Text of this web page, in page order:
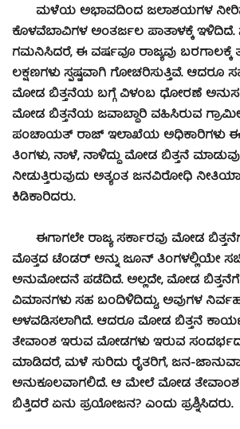
ಮಳೆಯ ಅಭಾವದಿಂದ ಜಲಾಶಯಗಳ ನೀರಿನ
ಕೊಳವೆಬಾವಿಗಳ ಅಂತರ್ಜಲ ಪಾತಾಳಕ್ಕೆ ಇಳಿದಿದೆ.
ಗಮನಿಸಿದರೆ, ಈ ವರ್ಷವೂ ರಾಜ್ಯವು ಬರಗಾಲಕ್ಕೆ
ಲಕ್ಷಣಗಳು ಸ್ಪಷ್ಟವಾಗಿ ಗೋಚರಿಸುತ್ತಿವೆ. ಆದರೂ
ಮೋಡ ಬಿತ್ತನೆಯ ಬಗ್ಗೆ ವಿಳಂಬ ಧೋರಣೆ
ಮೋಡ ಬಿತ್ತನೆಯ ಜವಾಬ್ದಾರಿ ವಹಿಸಿರುವ
ಪಂಚಾಯತ್ ರಾಜ್ ಇಲಾಖೆಯ ಅಧಿಕಾರಿಗಳು ಈ
ತಿಂಗಳು, ನಾಳೆ, ನಾಳಿದ್ದು ಮೋಡ ಬಿತ್ತನೆ
ನೀಡುತ್ತಿರುವುದು ಅತ್ಯಂತ ಜನವಿರೋಧಿ
ಕಿಡಿಕಾರಿದರು.
ಈಗಾಗಲೇ ರಾಜ್ಯ ಸರ್ಕಾರವು ಮೋಡ
ಮೊತ್ತದ ಟೆಂಡರ್ ಅನ್ನು ಜೂನ್ ತಿಂಗಳಲ್ಲಿಯೇ
ಅನುಮೋದನೆ ಪಡೆದಿದೆ. ಅಲ್ಲದೇ, ಮೋಡ
ವಿಮಾನಗಳು ಸಹ ಬಂದಿಳಿದಿದ್ದು, ಅವುಗಳ
ಅಳವಡಿಸಲಾಗಿದೆ. ಆದರೂ ಮೋಡ ಬಿತ್ತನೆ
ತೇವಾಂಶ ಇರುವ ಮೋಡಗಳು ಇರುವ
ಮಾಡಿದರೆ, ಮಳೆ ಸುರಿದು ರೈತರಿಗೆ, ಜನ-
ಅನುಕೂಲವಾಗಲಿದೆ. ಆ ಮೇಲೆ ಮೋಡ ತೇವಾಂಶ
ಬಿತ್ತಿದರೆ ಏನು ಪ್ರಯೋಜನ? ಎಂದು ಪ್ರಶ್ನಿಸಿದರು.